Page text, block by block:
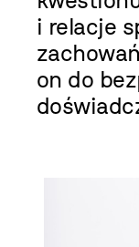
i relacje
on do